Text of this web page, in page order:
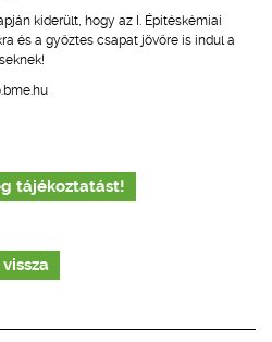
kiderült, hogy az I. Építéskémiai
és a győztes csapat jövőre is indul a
tájékoztatást!
vissza